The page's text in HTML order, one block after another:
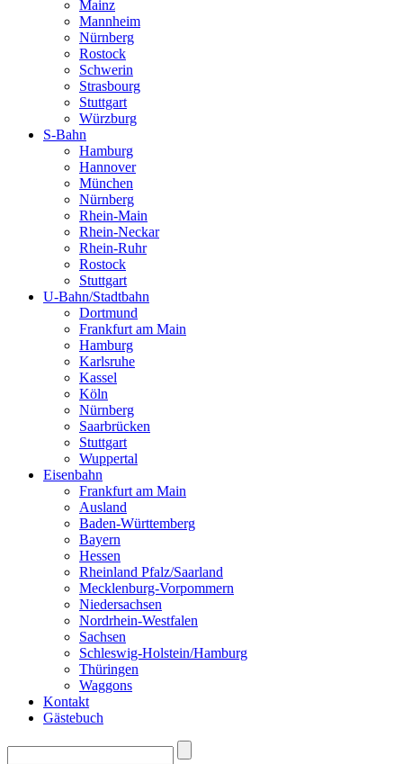
Mainz
Mannheim
Nürnberg
Rostock
Schwerin
Strasbourg
Stuttgart
Würzburg
S-Bahn
Hamburg
Hannover
München
Nürnberg
Rhein-Main
Rhein-Neckar
Rhein-Ruhr
Rostock
Stuttgart
U-Bahn/Stadtbahn
Dortmund
Frankfurt am Main
Hamburg
Karlsruhe
Kassel
Köln
Nürnberg
Saarbrücken
Stuttgart
Wuppertal
Eisenbahn
Frankfurt am Main
Ausland
Baden-Württemberg
Bayern
Hessen
Rheinland Pfalz/Saarland
Mecklenburg-Vorpommern
Niedersachsen
Nordrhein-Westfalen
Sachsen
Schleswig-Holstein/Hamburg
Thüringen
Waggons
Kontakt
Gästebuch